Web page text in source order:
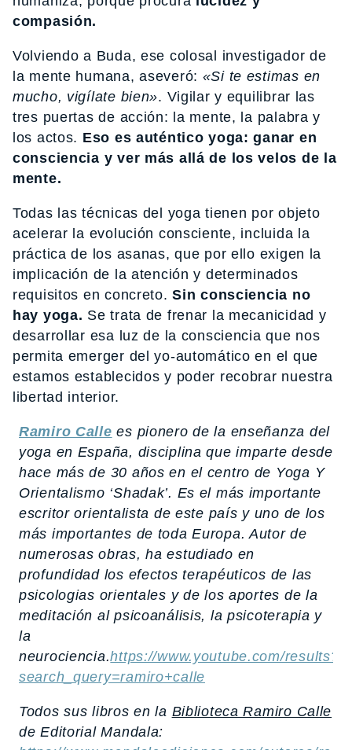
compasión.
Volviendo a Buda, ese colosal investigador de
la mente humana, aseveró: «Si te estimas en
mucho, vigílate bien». Vigilar y equilibrar las
tres puertas de acción: la mente, la palabra y
los actos. Eso es auténtico yoga: ganar en
consciencia y ver más allá de los velos de la
mente.
Todas las técnicas del yoga tienen por objeto
acelerar la evolución consciente, incluida la
práctica de los asanas, que por ello exigen la
implicación de la atención y determinados
requisitos en concreto.Sin consciencia no
hay yoga. Se trata de frenar la mecanicidad y
desarrollar esa luz de la consciencia que nos
permita emerger del yo-automático en el que
estamos establecidos y poder recobrar nuestra
libertad interior.
Ramiro Calle es pionero de la enseñanza del
yoga en España, disciplina que imparte desde
hace más de 30 años en el centro de Yoga Y
Orientalismo ‘Shadak’. Es el más importante
escritor orientalista de este país y uno de los
más importantes de toda Europa. Autor de
numerosas obras, ha estudiado en
profundidad los efectos terapéuticos de las
psicologias orientales y de los aportes de la
meditación al psicoanálisis, la psicoterapia y
la
neurociencia.https://www.youtube.com/results?
search_query=ramiro+calle
Todos sus libros en la Biblioteca Ramiro Calle
de Editorial Mandala: